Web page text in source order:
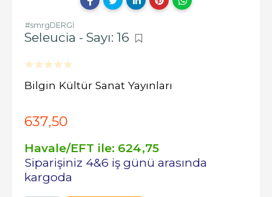
#smrgDERGİ
Seleucia - Sayı: 16
Bilgin Kültür Sanat Yayınları
637,50
Havale/EFT ile: 624,75
Siparişiniz 4&6 iş günü arasında
kargoda